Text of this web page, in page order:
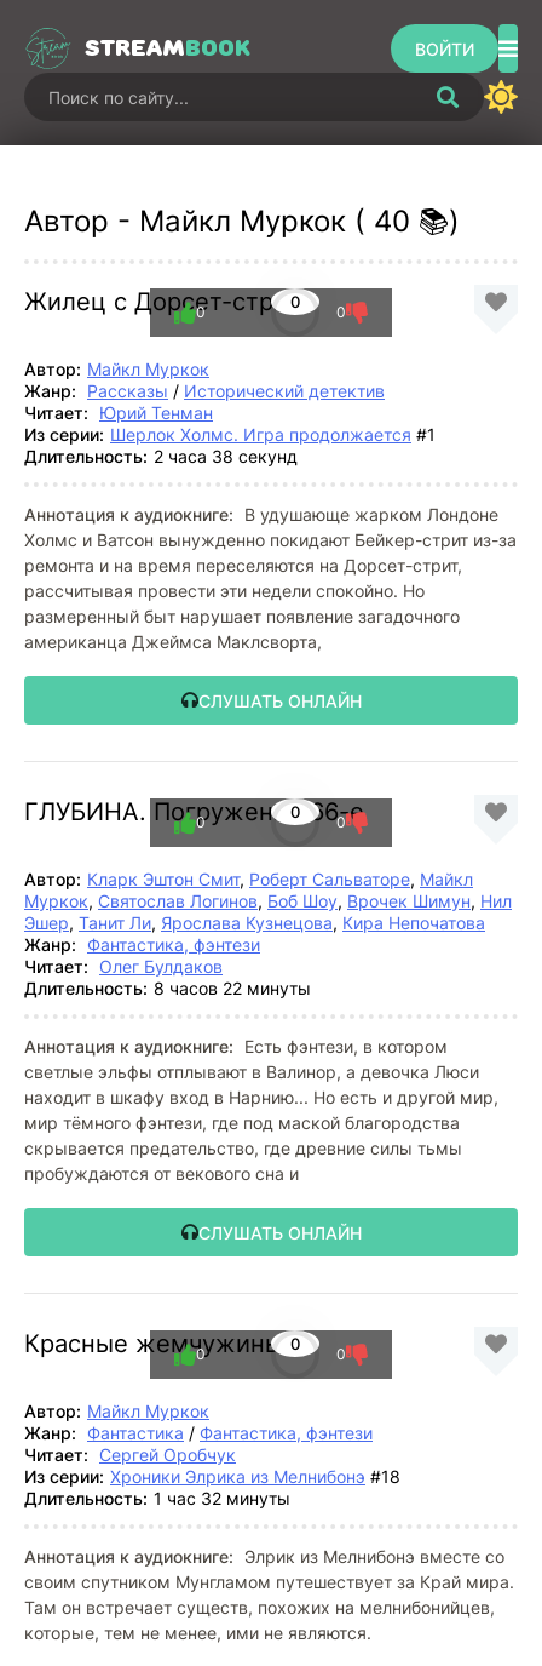
STREAMBOOK ВОЙТИ
Автор - Майкл Муркок ( 40 📚)
Жилец с Дорсет-стрит
0
0 0
Автор: Майкл Муркок
Жанр:
Рассказы / Исторический детектив
Читает:
Юрий Тенман
Из серии: Шерлок Холмс. Игра продолжается #1
Длительность: 2 часа 38 секунд
Аннотация к аудиокниге:
В удушающе жарком Лондоне
Холмс и Ватсон вынужденно покидают Бейкер-стрит из-за
ремонта и на время переселяются на Дорсет-стрит,
рассчитывая провести эти недели спокойно. Но
размеренный быт нарушает появление загадочного
американца Джеймса Маклсворта,
СЛУШАТЬ ОНЛАЙН
ГЛУБИНА. Погружение 66-е
0
0 0
Автор: Кларк Эштон Смит, Роберт Сальваторе, Майкл
Муркок, Святослав Логинов, Боб Шоу, Врочек Шимун, Нил
Эшер, Танит Ли, Ярослава Кузнецова, Кира Непочатова
Жанр:
Фантастика, фэнтези
Читает: Олег Булдаков
Длительность: 8 часов 22 минуты
Аннотация к аудиокниге:
Есть фэнтези, в котором
светлые эльфы отплывают в Валинор, а девочка Люси
находит в шкафу вход в Нарнию... Но есть и другой мир,
мир тёмного фэнтези, где под маской благородства
скрывается предательство, где древние силы тьмы
пробуждаются от векового сна и
СЛУШАТЬ ОНЛАЙН
Красные жемчужины 0
0 0
Автор: Майкл Муркок
Жанр:
Фантастика / Фантастика, фэнтези
Читает: Сергей Оробчук
Из серии: Хроники Элрика из Мелнибонэ #18
Длительность: 1 час 32 минуты
Аннотация к аудиокниге:
Элрик из Мелнибонэ вместе со
своим спутником Мунгламом путешествует за Край мира.
Там он встречает существ, похожих на мелнибонийцев,
которые, тем не менее, ими не являются.